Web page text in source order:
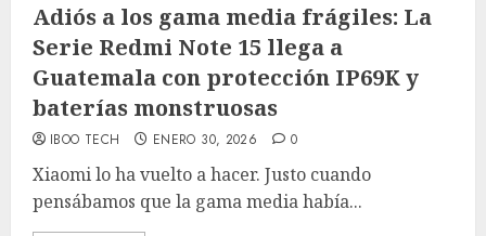
Adiós a los gama media frágiles: La
Serie Redmi Note 15 llega a
Guatemala con protección IP69K y
baterías monstruosas
IBOO TECH ENERO 30, 2026 0
Xiaomi lo ha vuelto a hacer. Justo cuando
pensábamos que la gama media había...